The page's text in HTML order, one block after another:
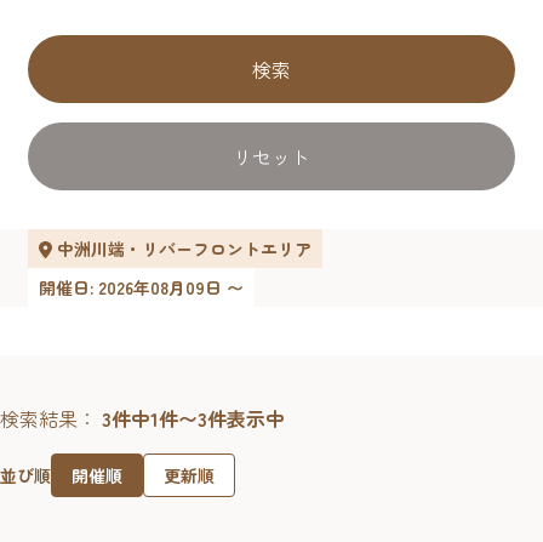
検索
リセット
中洲川端・リバーフロントエリア
開催日: 2026年08月09日 〜
検索結果： 3件中1件〜3件表示中
並び順 開催順 更新順